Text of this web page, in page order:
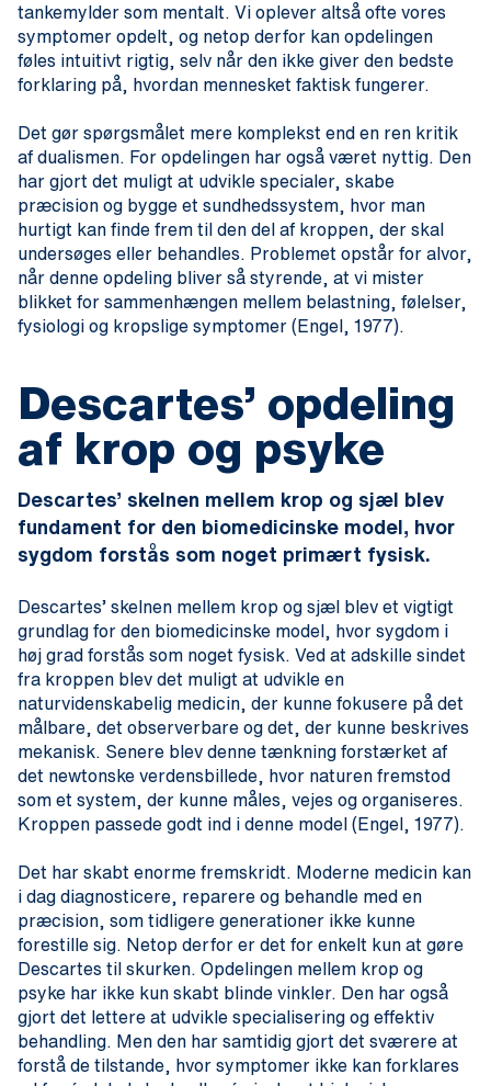
tankemylder som mentalt. Vi oplever altså ofte vores
symptomer opdelt, og netop derfor kan opdelingen
føles intuitivt rigtig, selv når den ikke giver den bedste
forklaring på, hvordan mennesket faktisk fungerer.
Det gør spørgsmålet mere komplekst end en ren kritik
af dualismen. For opdelingen har også været nyttig. Den
har gjort det muligt at udvikle specialer, skabe
præcision og bygge et sundhedssystem, hvor man
hurtigt kan finde frem til den del af kroppen, der skal
undersøges eller behandles. Problemet opstår for alvor,
når denne opdeling bliver så styrende, at vi mister
blikket for sammenhængen mellem belastning, følelser,
fysiologi og kropslige symptomer (Engel, 1977).
Descartes’ opdeling
af krop og psyke
Descartes’ skelnen mellem krop og sjæl blev
fundament for den biomedicinske model, hvor
sygdom forstås som noget primært fysisk.
Descartes’ skelnen mellem krop og sjæl blev et vigtigt
grundlag for den biomedicinske model, hvor sygdom i
høj grad forstås som noget fysisk. Ved at adskille sindet
fra kroppen blev det muligt at udvikle en
naturvidenskabelig medicin, der kunne fokusere på det
målbare, det observerbare og det, der kunne beskrives
mekanisk. Senere blev denne tænkning forstærket af
det newtonske verdensbillede, hvor naturen fremstod
som et system, der kunne måles, vejes og organiseres.
Kroppen passede godt ind i denne model (Engel, 1977).
Det har skabt enorme fremskridt. Moderne medicin kan
i dag diagnosticere, reparere og behandle med en
præcision, som tidligere generationer ikke kunne
forestille sig. Netop derfor er det for enkelt kun at gøre
Descartes til skurken. Opdelingen mellem krop og
psyke har ikke kun skabt blinde vinkler. Den har også
gjort det lettere at udvikle specialisering og effektiv
behandling. Men den har samtidig gjort det sværere at
forstå de tilstande, hvor symptomer ikke kan forklares